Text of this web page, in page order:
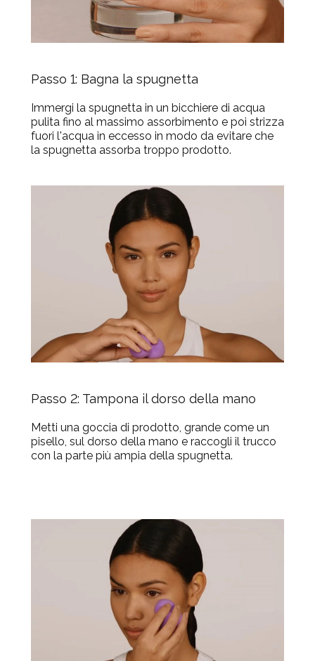
Passo 1: Bagna la spugnetta
Immergi la spugnetta in un bicchiere di acqua
pulita fino al massimo assorbimento e poi strizza
fuori l'acqua in eccesso in modo da evitare che
la spugnetta assorba troppo prodotto.
Passo 2: Tampona il dorso della mano
Metti una goccia di prodotto, grande come un
pisello, sul dorso della mano e raccogli il trucco
con la parte più ampia della spugnetta.